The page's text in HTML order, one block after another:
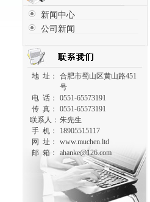
新闻中心
公司新闻
地 址：
合肥市蜀山区黄山路451
号
电 话：
0551-65573191
传 真：
0551-65573191
联系人： 朱先生
手 机：
18905515117
网 址：
www.muchen.ltd
邮 箱：
ahanke@126.com